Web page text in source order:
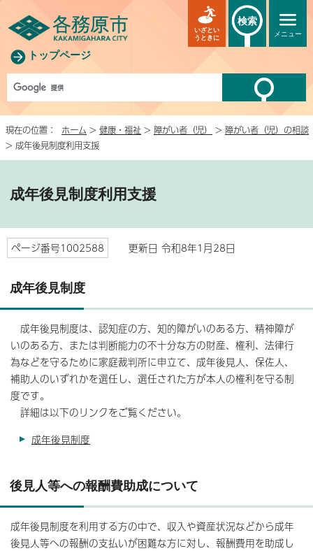
トップページ
メニュー
いざとい
うときに
検索
現在の位置： ホーム > 健康・福祉 > 障がい者（児） > 障がい者（児）の相談
> 成年後見制度利用支援
成年後見制度利用支援
ページ番号1002588 更新日 令和8年1月28日
成年後見制度
成年後見制度は、認知症の方、知的障がいのある方、精神障が
いのある方、または判断能力の不十分な方の財産、権利、法律行
為などを守るために家庭裁判所に申立て、成年後見人、保佐人、
補助人のいずれかを選任し、選任された方が本人の権利を守る制
度です。
詳細は以下のリンクをご覧ください。
成年後見制度
後見人等への報酬費助成について
成年後見制度を利用する方の中で、収入や資産状況などから成年
後見人等への報酬の支払いが困難な方に対し、報酬費用を助成し